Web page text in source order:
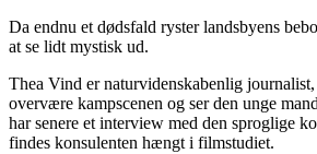
Da endnu et dødsfald ryster landsbyens
at se lidt mystisk ud.
Thea Vind er naturvidenskabenlig
overvære kampscenen og ser den unge
har senere et interview med den sproglige
findes konsulenten hængt i filmstudiet.